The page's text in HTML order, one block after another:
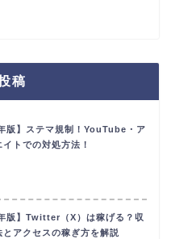
稿
版】ステマ規制！YouTube・ア
イトでの対処方法！
版】Twitter（X）は稼げる？収
とアクセスの稼ぎ方を解説